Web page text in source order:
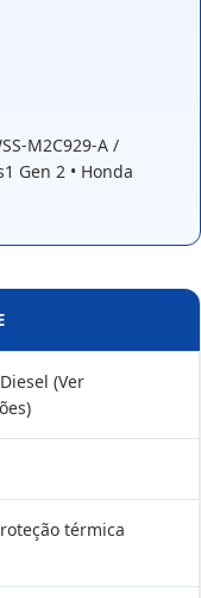
M2C929-A /
Gen 2 • Honda
(Ver
térmica